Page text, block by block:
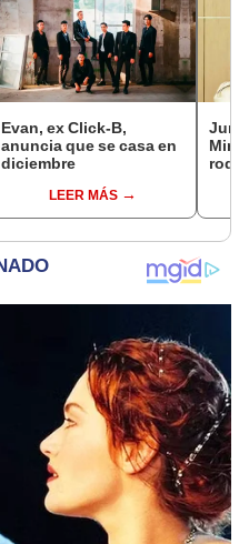
Evan, ex Click-B,
anuncia que se casa en
diciembre
LEER MÁS
Jung
Min